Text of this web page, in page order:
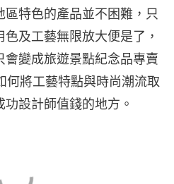
特色的產品並不困難，只
及工藝無限放大便是了，
變成旅遊景點紀念品專賣
何將工藝特點與時尚潮流取
設計師值錢的地方。